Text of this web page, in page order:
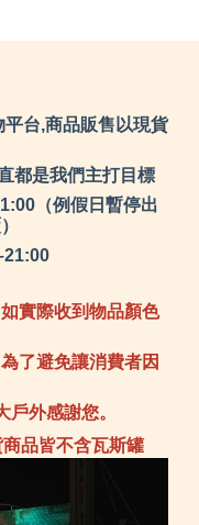
台,商品販售以現貨
都是我們主打目標
（例假日暫停出
實際收到物品顏色
了避免讓消費者因
外感謝您。
品皆不含瓦斯罐